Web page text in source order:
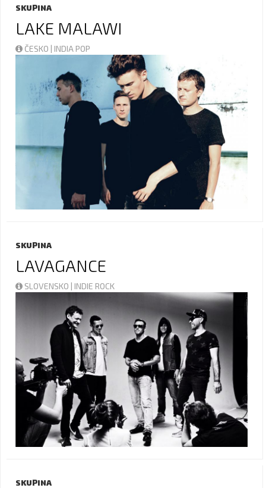
SKUPINA
LAKE MALAWI
ČESKO | INDIA POP
SKUPINA
LAVAGANCE
SLOVENSKO | INDIE ROCK
SKUPINA